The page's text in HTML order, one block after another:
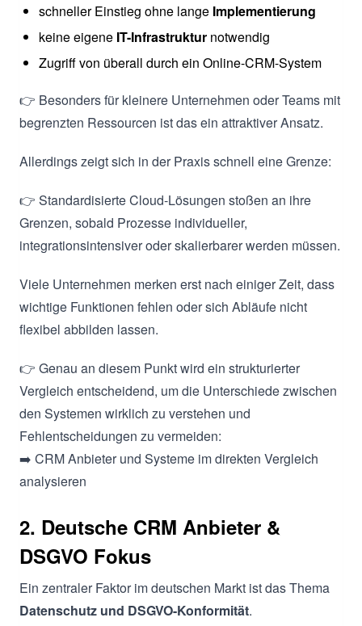
schneller Einstieg ohne lange Implementierung
keine eigene IT-Infrastruktur notwendig
Zugriff von überall durch ein Online-CRM-System
👉 Besonders für kleinere Unternehmen oder Teams mit
begrenzten Ressourcen ist das ein attraktiver Ansatz.
Allerdings zeigt sich in der Praxis schnell eine Grenze:
👉 Standardisierte Cloud-Lösungen stoßen an ihre
Grenzen, sobald Prozesse individueller,
integrationsintensiver oder skalierbarer werden müssen.
Viele Unternehmen merken erst nach einiger Zeit, dass
wichtige Funktionen fehlen oder sich Abläufe nicht
flexibel abbilden lassen.
👉 Genau an diesem Punkt wird ein strukturierter
Vergleich entscheidend, um die Unterschiede zwischen
den Systemen wirklich zu verstehen und
Fehlentscheidungen zu vermeiden:
➡️ CRM Anbieter und Systeme im direkten Vergleich
analysieren
2. Deutsche CRM Anbieter &
DSGVO Fokus
Ein zentraler Faktor im deutschen Markt ist das Thema
Datenschutz und DSGVO-Konformität.